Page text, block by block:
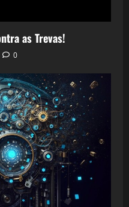
as Trevas!
0